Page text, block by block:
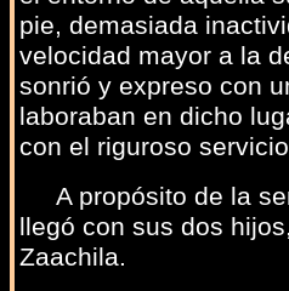
pie, demasiada
velocidad mayor a la
sonrió y expreso con
laboraban en dicho
con el riguroso
A propósito de la
llegó con sus dos
Zaachila.